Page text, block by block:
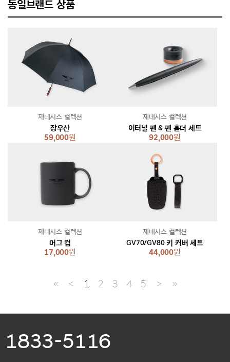
동일브랜드 상품
장우산
59,000원
제네시스 컬렉션
이터널 펜 & 펜 홀더 세트
92,000원
제네시스 컬렉션
머그 컵
17,000원
제네시스 컬렉션
GV70/GV80 키 커버 세트
44,000원
제네시스 컬렉션
≪ ＜ 1 2 3 4 5 ＞ ≫
1833-5116